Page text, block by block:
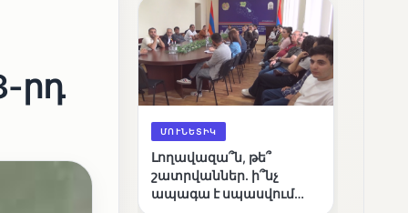
րդ
ՄՈՒՆԵՏԻԿ
Լողավազա՞ն, թե՞
շատրվաններ. ի՞նչ
ապագա է սպասվում